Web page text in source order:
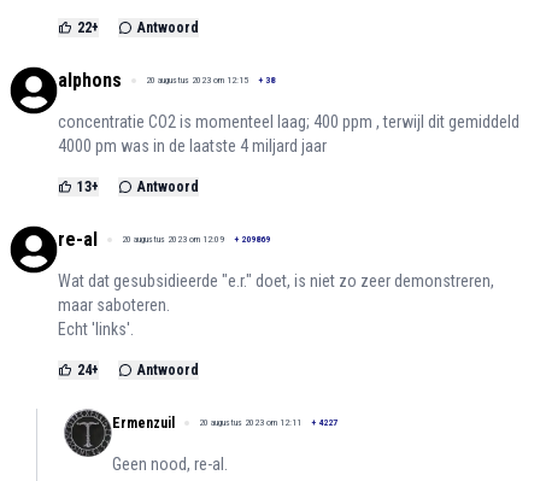
22+ Antwoord
alphons 20 augustus 2023 om 12:15 + 38
concentratie CO2 is momenteel laag; 400 ppm , terwijl dit gemiddeld
4000 pm was in de laatste 4 miljard jaar
13+ Antwoord
re-al 20 augustus 2023 om 12:09 + 209869
Wat dat gesubsidieerde "e.r." doet, is niet zo zeer demonstreren,
maar saboteren.
Echt 'links'.
24+ Antwoord
Ermenzuil 20 augustus 2023 om 12:11 + 4227
Geen nood, re-al.